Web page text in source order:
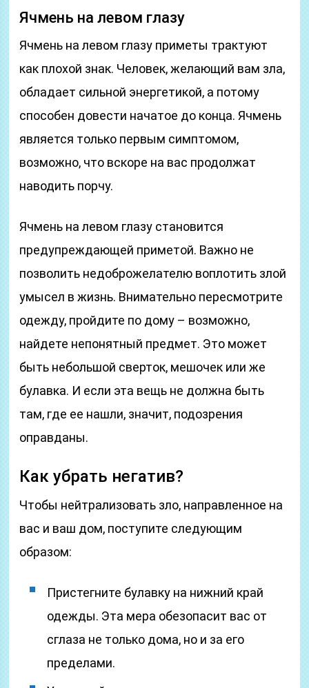
Ячмень на левом глазу
Ячмень на левом глазу приметы трактуют
как плохой знак. Человек, желающий вам зла,
обладает сильной энергетикой, а потому
способен довести начатое до конца. Ячмень
является только первым симптомом,
возможно, что вскоре на вас продолжат
наводить порчу.
Ячмень на левом глазу становится
предупреждающей приметой. Важно не
позволить недоброжелателю воплотить злой
умысел в жизнь. Внимательно пересмотрите
одежду, пройдите по дому – возможно,
найдете непонятный предмет. Это может
быть небольшой сверток, мешочек или же
булавка. И если эта вещь не должна быть
там, где ее нашли, значит, подозрения
оправданы.
Как убрать негатив?
Чтобы нейтрализовать зло, направленное на
вас и ваш дом, поступите следующим
образом:
Пристегните булавку на нижний край
одежды. Эта мера обезопасит вас от
сглаза не только дома, но и за его
пределами.